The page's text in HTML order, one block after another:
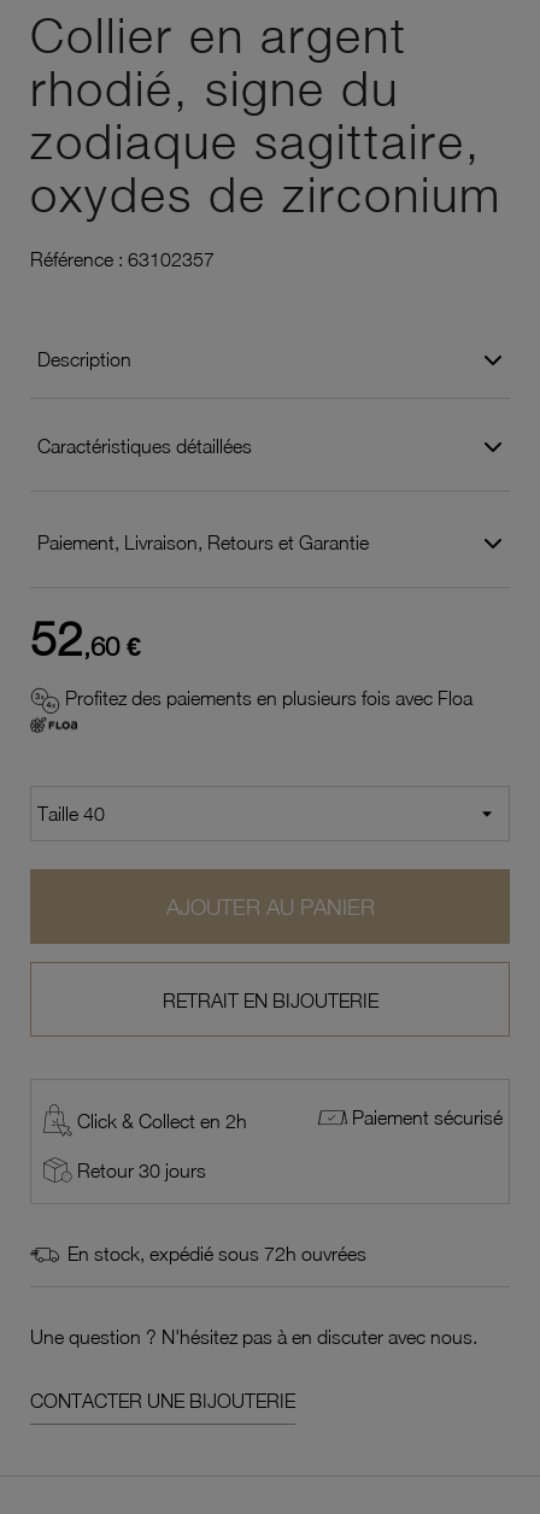
Collier en argent
rhodié, signe du
zodiaque sagittaire,
oxydes de zirconium
Référence : 63102357
Description
Caractéristiques détaillées
Paiement, Livraison, Retours et Garantie
52,60 €
Profitez des paiements en plusieurs fois avec Floa
AJOUTER AU PANIER
RETRAIT EN BIJOUTERIE
Click & Collect en 2h Paiement sécurisé
Retour 30 jours
En stock, expédié sous 72h ouvrées
Une question ? N'hésitez pas à en discuter avec nous.
CONTACTER UNE BIJOUTERIE